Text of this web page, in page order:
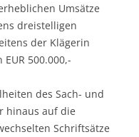
Umsätze
dreistelligen
der Klägerin
500.000,-
des Sach- und
hinaus auf die
Schriftsätze